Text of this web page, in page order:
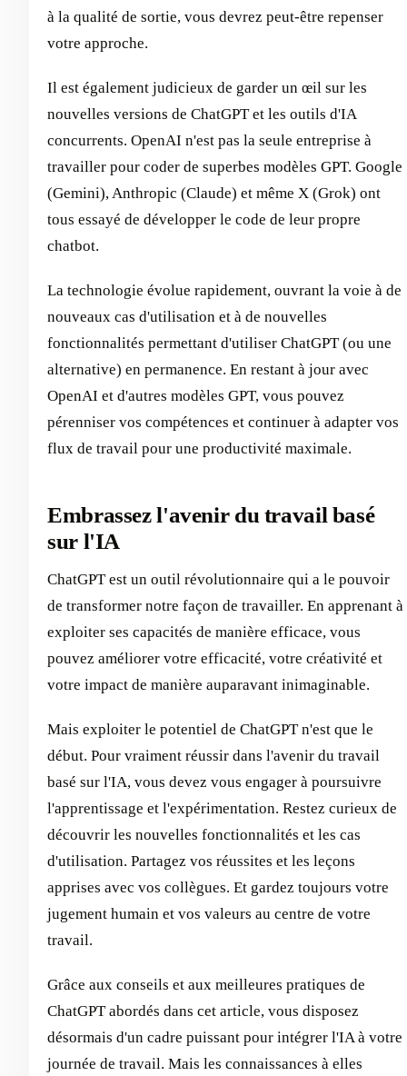
à la qualité de sortie, vous devrez peut-être repenser
votre approche.
Il est également judicieux de garder un œil sur les
nouvelles versions de ChatGPT et les outils d'IA
concurrents. OpenAI n'est pas la seule entreprise à
travailler pour coder de superbes modèles GPT. Google
(Gemini), Anthropic (Claude) et même X (Grok) ont
tous essayé de développer le code de leur propre
chatbot.
La technologie évolue rapidement, ouvrant la voie à de
nouveaux cas d'utilisation et à de nouvelles
fonctionnalités permettant d'utiliser ChatGPT (ou une
alternative) en permanence. En restant à jour avec
OpenAI et d'autres modèles GPT, vous pouvez
pérenniser vos compétences et continuer à adapter vos
flux de travail pour une productivité maximale.
Embrassez l'avenir du travail basé
sur l'IA
ChatGPT est un outil révolutionnaire qui a le pouvoir
de transformer notre façon de travailler. En apprenant à
exploiter ses capacités de manière efficace, vous
pouvez améliorer votre efficacité, votre créativité et
votre impact de manière auparavant inimaginable.
Mais exploiter le potentiel de ChatGPT n'est que le
début. Pour vraiment réussir dans l'avenir du travail
basé sur l'IA, vous devez vous engager à poursuivre
l'apprentissage et l'expérimentation. Restez curieux de
découvrir les nouvelles fonctionnalités et les cas
d'utilisation. Partagez vos réussites et les leçons
apprises avec vos collègues. Et gardez toujours votre
jugement humain et vos valeurs au centre de votre
travail.
Grâce aux conseils et aux meilleures pratiques de
ChatGPT abordés dans cet article, vous disposez
désormais d'un cadre puissant pour intégrer l'IA à votre
journée de travail. Mais les connaissances à elles